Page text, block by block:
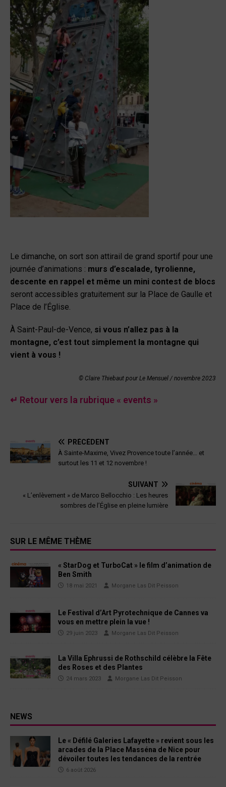
Le dimanche, on sort son attirail de grand sportif pour une
journée d’animations : murs d’escalade, tyrolienne,
descente en rappel et même un mini contest de blocs
seront accessibles gratuitement sur la Place de Gaulle et
Place de l’Église.
À Saint-Paul-de-Vence, si vous n’allez pas à la
montagne, c’est tout simplement la montagne qui
vient à vous !
© Claire Thiebaut pour Le Mensuel / novembre 2023
↵ Retour vers la rubrique « events »
PRÉCÉDENT
À Sainte-Maxime, Vivez Provence toute l’année… et
surtout les 11 et 12 novembre !
SUIVANT
« L’enlèvement » de Marco Bellocchio : Les heures
sombres de l’Église en pleine lumière
SUR LE MÊME THÈME
« StarDog et TurboCat » le film d’animation de
Ben Smith
18 mai 2021 Morgane Las Dit Peisson
Le Festival d’Art Pyrotechnique de Cannes va
vous en mettre plein la vue !
29 juin 2023 Morgane Las Dit Peisson
La Villa Ephrussi de Rothschild célèbre la Fête
des Roses et des Plantes
24 mars 2023 Morgane Las Dit Peisson
NEWS
Le « Défilé Galeries Lafayette » revient sous les
arcades de la Place Masséna de Nice pour
dévoiler toutes les tendances de la rentrée
6 août 2026